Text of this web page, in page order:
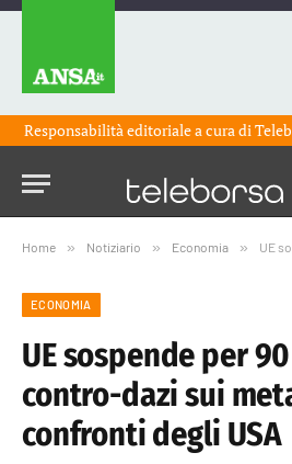
Responsabilità editoriale a cura di
Home » Notiziario » Economia » UE
ECONOMIA
UE sospende per
contro-dazi sui
confronti degli USA